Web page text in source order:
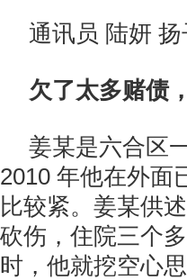
通讯员 陆妍
欠了太多赌债
姜某是六合区
2010 年他在外面
比较紧。姜某供
砍伤，住院三个
时，他就挖空心